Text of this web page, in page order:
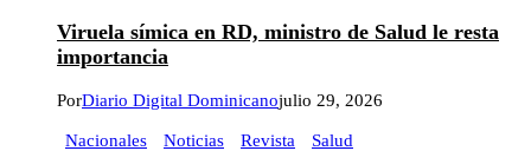
Viruela símica en RD, ministro de Salud le resta
importancia
PorDiario Digital Dominicanojulio 29, 2026
Nacionales Noticias Revista Salud